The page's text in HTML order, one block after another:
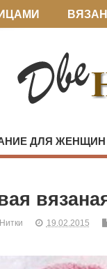
ДЛЯ ЖЕНЩИН
19.02.2015